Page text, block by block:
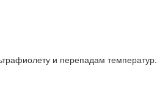
и перепадам температур.